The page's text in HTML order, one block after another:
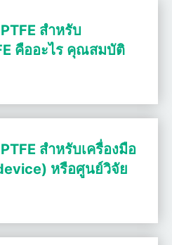
สำหรับ
คืออะไร คุณสมบัติ
สำหรับเครื่องมือ
หรือศูนย์วิจัย